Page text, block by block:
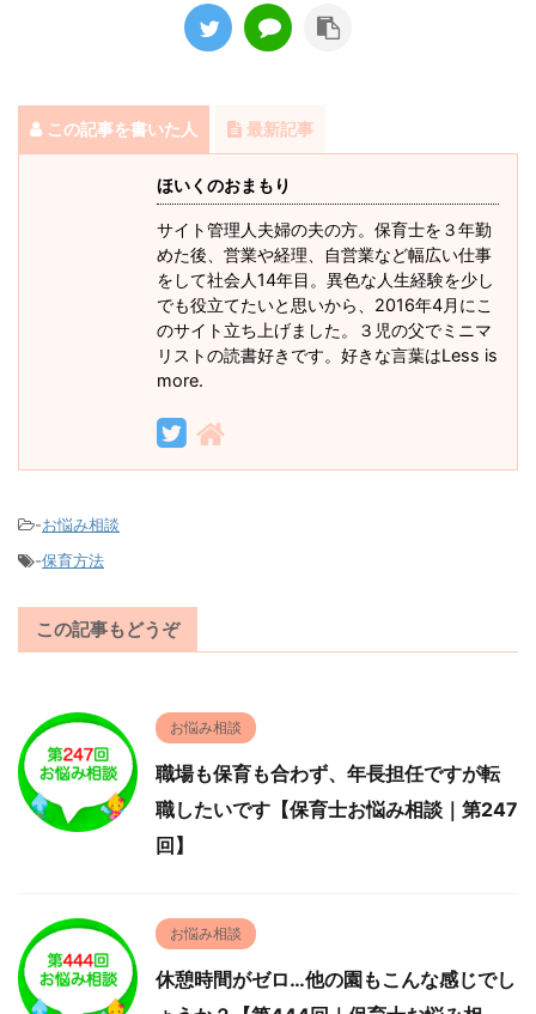
この記事を書いた人 最新記事
ほいくのおまもり
サイト管理人夫婦の夫の方。保育士を３年勤
めた後、営業や経理、自営業など幅広い仕事
をして社会人14年目。異色な人生経験を少し
でも役立てたいと思いから、2016年4月にこ
のサイト立ち上げました。３児の父でミニマ
リストの読書好きです。好きな言葉はLess is
more.
-お悩み相談
-保育方法
この記事もどうぞ
お悩み相談
職場も保育も合わず、年長担任ですが転
職したいです【保育士お悩み相談｜第247
回】
お悩み相談
休憩時間がゼロ…他の園もこんな感じでし